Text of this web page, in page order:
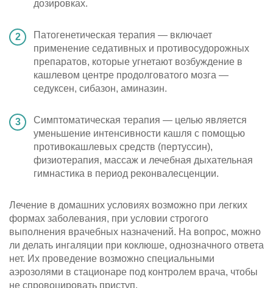
дозировках.
Патогенетическая терапия — включает
применение седативных и противосудорожных
препаратов, которые угнетают возбуждение в
кашлевом центре продолговатого мозга —
седуксен, сибазон, аминазин.
Симптоматическая терапия — целью является
уменьшение интенсивности кашля с помощью
противокашлевых средств (пертуссин),
физиотерапия, массаж и лечебная дыхательная
гимнастика в период реконвалесценции.
Лечение в домашних условиях возможно при легких
формах заболевания, при условии строгого
выполнения врачебных назначений. На вопрос, можно
ли делать ингаляции при коклюше, однозначного ответа
нет. Их проведение возможно специальными
аэрозолями в стационаре под контролем врача, чтобы
не спровоцировать приступ.